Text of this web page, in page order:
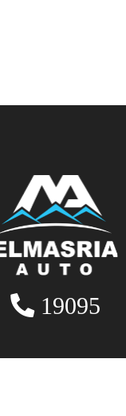
19095